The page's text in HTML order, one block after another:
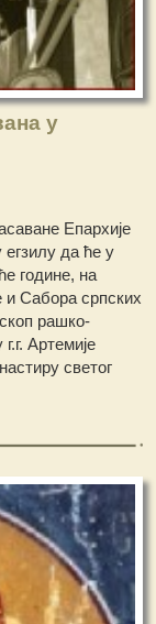
у
Епархије
егзилу да ће у
године, на
и Сабора српских
рашко-
Артемије
светог